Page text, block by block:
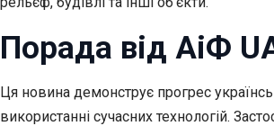
Порада від АіФ
Ця новина демонструє прогрес
використанні сучасних технологій.